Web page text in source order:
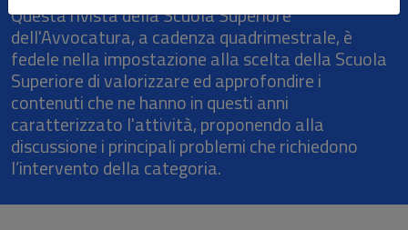
Questa rivista della Scuola Superiore
dell'Avvocatura, a cadenza quadrimestrale, è
fedele nella impostazione alla scelta della Scuola
Superiore di valorizzare ed approfondire i
contenuti che ne hanno in questi anni
caratterizzato l'attività, proponendo alla
discussione i principali problemi che richiedono
l’intervento della categoria.